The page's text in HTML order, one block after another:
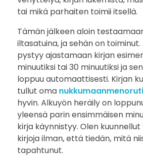
tai mikä parhaiten toimii itsellä.
Tämän jälkeen aloin
iltasatuina, ja sehän on
pystyy ajastamaan kirjan
minuutiksi tai 30 minuutiksi ja
loppuu automaattisesti. Kirjan
tullut oma
hyvin. Alkuyön heräily on
yleensä parin ensimmäisen
kirja käynnistyy. Olen
kirjoja ilman, että tiedän, mitä
tapahtunut.